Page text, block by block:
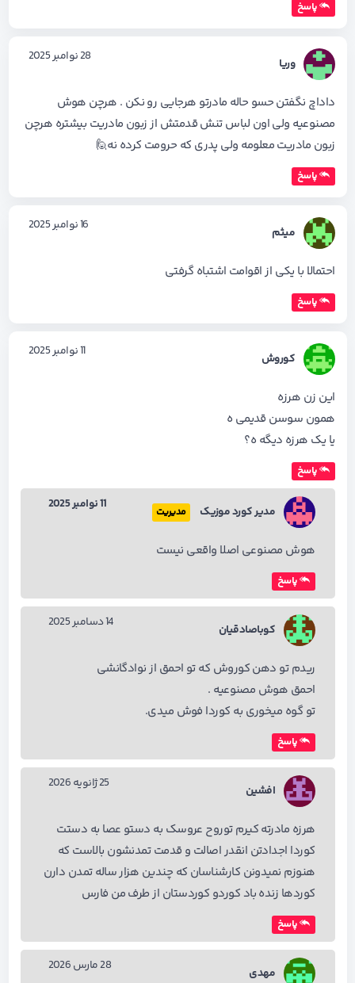
پاسخ
وریا 28 نوامبر 2025
داداچ نگفتن حسو حاله مادرتو هرجایی رو نکن . هرچن هوش
مصنوعیه ولی اون لباس تنش قدمتش از زبون مادریت بیشتره هرچن
زبون مادریت معلومه ولی پدری که حرومت کرده نه🙋
پاسخ
میثم 16 نوامبر 2025
احتمالا با یکی از اقوامت اشتباه گرفتی
پاسخ
کوروش 11 نوامبر 2025
این زن هرزه
همون سوسن قدیمی ه
یا یک هرزه دیگه ه؟
پاسخ
مدیر کورد موزیک مدیریت 11 نوامبر 2025
هوش مصنوعی اصلا واقعی نیست
پاسخ
کوباصادقیان 14 دسامبر 2025
ریدم تو دهن کوروش که تو احمق از نوادگانشی
احمق هوش مصنوعیه .
تو گوه میخوری به کوردا فوش میدی.
پاسخ
افشین 25 ژانویه 2026
هرزه مادرته کیرم توروح عروسک به دستو عصا به دستت
کوردا اجدادتن انقدر اصالت و قدمت تمدنشون بالاست که
هنوزم نمیدونن کارشناسان که چندین هزار ساله تمدن دارن
کوردها زنده باد کوردو کوردستان از طرف من فارس
پاسخ
مهدی 28 مارس 2026